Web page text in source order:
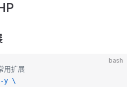
bash
用扩展
-y \